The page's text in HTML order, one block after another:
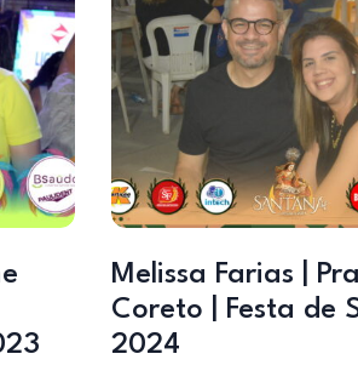
Melissa Farias |
Coreto | Festa de
2024